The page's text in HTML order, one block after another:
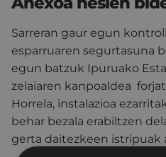
Sarreran gaur egun
esparruaren segurtasuna
egun batzuk Ipuruako
zelaiaren kanpoaldea
Horrela, instalazioa
behar bezala erabiltzen
gerta daitezkeen istripuak